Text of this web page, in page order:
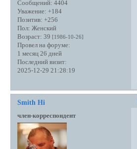
Сообщений: 4404
Уважение: +184
Позитив: +256
Пол: Женский
Возраст: 39 [1986-10-26]
Провел на форуме:
1 месяц 26 дней
Последний визит:
2025-12-29 21:28:19
Smith Hi
член-корреспондент